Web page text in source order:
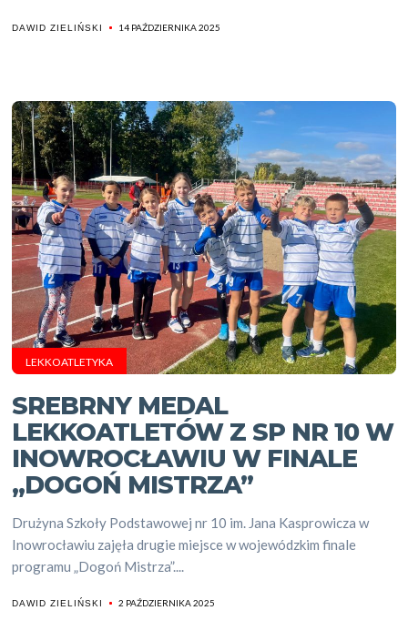
DAWID ZIELIŃSKI 14 PAŹDZIERNIKA 2025
LEKKOATLETYKA
SREBRNY MEDAL
LEKKOATLETÓW Z SP NR 10 W
INOWROCŁAWIU W FINALE
„DOGOŃ MISTRZA”
Drużyna Szkoły Podstawowej nr 10 im. Jana Kasprowicza w
Inowrocławiu zajęła drugie miejsce w wojewódzkim finale
programu „Dogoń Mistrza”....
DAWID ZIELIŃSKI 2 PAŹDZIERNIKA 2025